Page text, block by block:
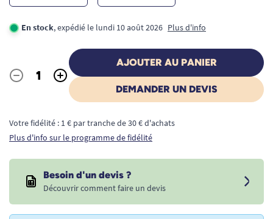
En stock, expédié le lundi 10 août 2026 Plus d'info
Quantité
- +
AJOUTER AU PANIER
DEMANDER UN DEVIS
Votre fidélité : 1 € par tranche de 30 € d'achats
Plus d'info sur le programme de fidélité
Besoin d'un devis ?
Découvrir comment faire un devis